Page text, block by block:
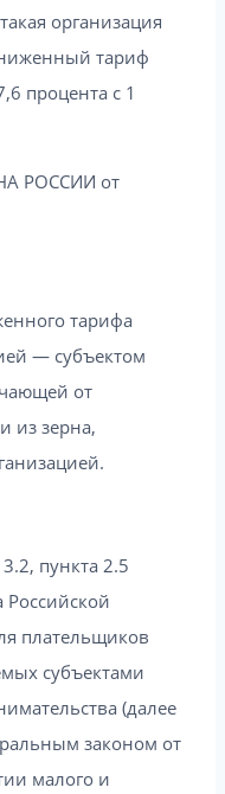
организация
тариф
процента с 1
РОССИИ от
тарифа
— субъектом
от
из зерна,
пункта 2.5
Российской
плательщиков
субъектами
(далее
законом от
малого и